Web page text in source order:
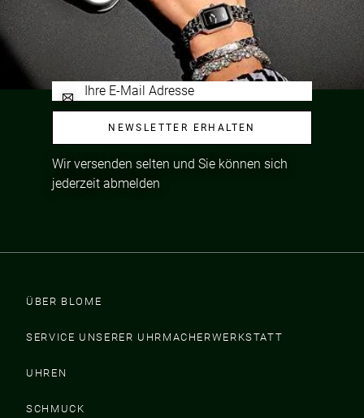
NEWSLETTER ERHALTEN
Wir versenden selten und Sie können sich
jederzeit abmelden
ÜBER BLOME
SERVICE UNSERER UHRMACHERWERKSTATT
UHREN
SCHMUCK